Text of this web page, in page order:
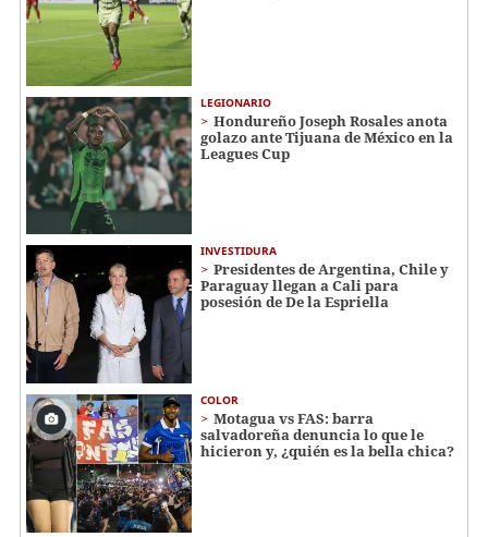
LEGIONARIO
Hondureño Joseph Rosales anota
golazo ante Tijuana de México en la
Leagues Cup
INVESTIDURA
Presidentes de Argentina, Chile y
Paraguay llegan a Cali para
posesión de De la Espriella
COLOR
Motagua vs FAS: barra
salvadoreña denuncia lo que le
hicieron y, ¿quién es la bella chica?